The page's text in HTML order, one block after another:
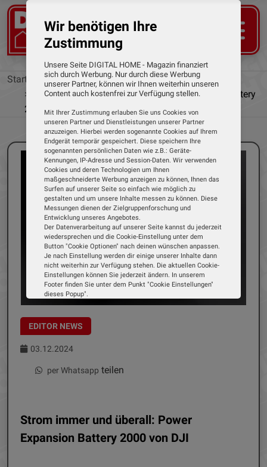
Startseite
News
Strom immer und überall: Power Expansion Battery
2000 von DJI
EDITOR NEWS
03.12.2024
per Whatsapp teilen
Strom immer und überall: Power
Expansion Battery 2000 von DJI
Wir benötigen Ihre
Zustimmung
Unsere Seite DIGITAL HOME - Magazin finanziert
sich durch Werbung. Nur durch diese Werbung
unserer Partner, können wir Ihnen weiterhin unseren
Content auch kostenfrei zur Verfügung stellen.
Mit Ihrer Zustimmung erlauben Sie uns Cookies von
unseren Partner und Dienstleistungen unserer Partner
anzuzeigen. Hierbei werden sogenannte Cookies auf Ihrem
Endgerät temporär gespeichert. Diese speichern Ihre
sogenannten persönlichen Daten wie z.B.: Geräte-
Kennungen, IP-Adresse und Session-Daten. Wir verwenden
Cookies und deren Technologien um Ihnen
maßgeschneiderte Werbung anzeigen zu können, Ihnen das
Surfen auf unserer Seite so einfach wie möglich zu
gestalten und um unsere Inhalte messen zu können. Diese
Messungen dienen der Zielgruppenforschung und
Entwicklung unseres Angebotes.
Der Datenverarbeitung auf unserer Seite kannst du jederzeit
wiedersprechen und die Cookie-Einstellung unter dem
Button "Cookie Optionen" nach deinen wünschen anpassen.
Je nach Einstellung werden dir einige unserer Inhalte dann
nicht weiterhin zur Verfügung stehen. Die aktuellen Cookie-
Einstellungen können Sie jederzeit ändern. In unserem
Footer finden Sie unter dem Punkt "Cookie Einstellungen"
dieses Popup".
Wir verwenden Cookies, um Ihnen die bestmögliche
darüber, wie wir Cookies verwenden und wie Sie Ihre
Einstellungen ändern können.
Datenschutz